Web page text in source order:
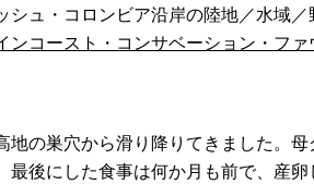
ュ・コロンビア沿岸の陸地／水域
ンコースト・コンサベーション・フ
の巣穴から滑り降りてきました。
後にした食事は何か月も前で、産